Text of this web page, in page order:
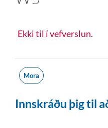
Ekki til í vefverslun.
Mora
Innskráðu þig til